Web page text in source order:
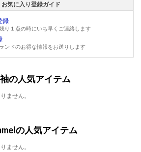
お気に入り登録ガイド
録
り１点の時にいち早くご連絡します
ンドのお得な情報をお送りします
の人気アイテム
ません。
の人気アイテム
ません。